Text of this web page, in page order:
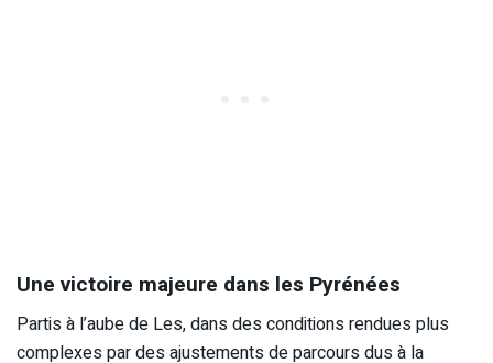
Une victoire majeure dans les Pyrénées
Partis à l’aube de Les, dans des conditions rendues plus
complexes par des ajustements de parcours dus à la